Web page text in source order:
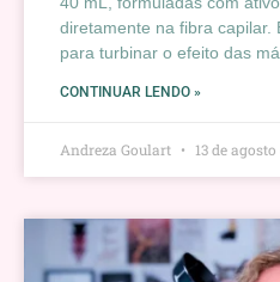
diretamente na fibra capilar.
para turbinar o efeito das
CONTINUAR LENDO »
Andreza Goulart 13 de